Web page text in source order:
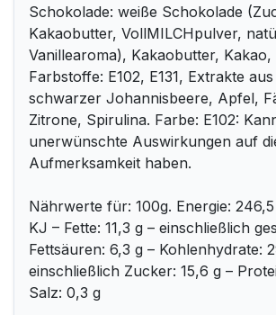
Schokolade: weiße Schokolade
Kakaobutter, VollMILCHpulver,
Vanillearoma), Kakaobutter, Kakao,
Farbstoffe: E102, E131, Extrakte
schwarzer Johannisbeere, Apfel,
Zitrone, Spirulina. Farbe: E102:
unerwünschte Auswirkungen auf
Aufmerksamkeit haben.
Nährwerte für: 100g. Energie:
KJ – Fette: 11,3 g – einschließlich
Fettsäuren: 6,3 g – Kohlenhydrate:
einschließlich Zucker: 15,6 g –
Salz: 0,3 g